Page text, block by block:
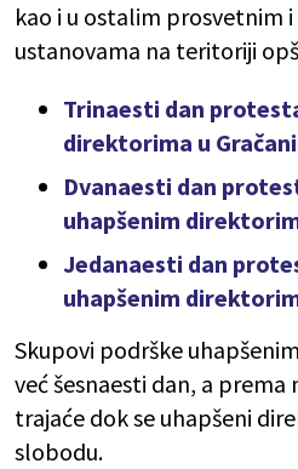
kao i u ostalim prosvetnim
ustanovama na teritoriji
Trinaesti dan
direktorima u
Dvanaesti dan
uhapšenim
Jedanaesti dan
uhapšenim
Skupovi podrške
već šesnaesti dan, a prema
trajaće dok se uhapšeni
slobodu.